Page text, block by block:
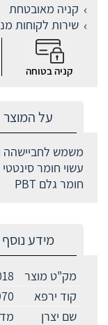
קניה מאובטחת
שירות לקוחות
קניה בטוחה
על המוצר
משמש לחביישהה
עשוי חומר
חומר גלם PBT
מידע נוסף
מק"ט מוצר
קוד ירפא
שם יצרן